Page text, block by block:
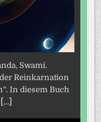
Swami.
Reinkarnation
In diesem Buch
[...]